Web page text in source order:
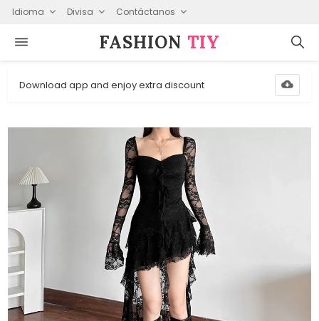
Idioma Divisa Contáctanos
FASHION⁠ TIY
Download app and enjoy extra discount